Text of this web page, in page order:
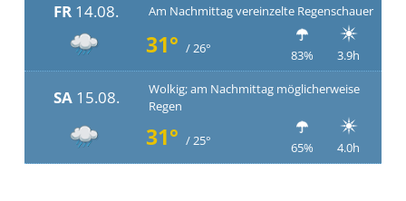
FR 14.08. Am Nachmittag vereinzelte Regenschauer
31° / 26° 83% 3.9h
SA15.08.
Wolkig; am Nachmittag möglicherweise
Regen
31° / 25° 65% 4.0h